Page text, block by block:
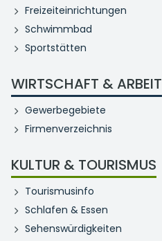
Freizeiteinrichtungen
Schwimmbad
Sportstätten
WIRTSCHAFT & ARBEIT
Gewerbegebiete
Firmenverzeichnis
KULTUR & TOURISMUS
Tourismusinfo
Schlafen & Essen
Sehenswürdigkeiten